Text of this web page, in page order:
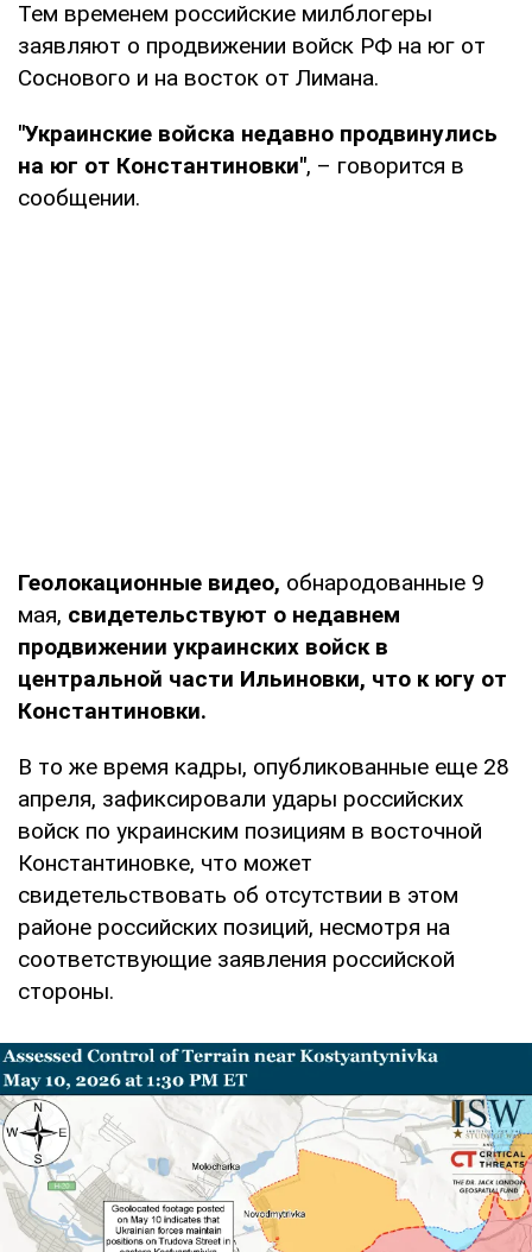
Тем временем российские милблогеры
заявляют о продвижении войск РФ на юг от
Соснового и на восток от Лимана.
"Украинские войска недавно продвинулись
на юг от Константиновки", – говорится в
сообщении.
Геолокационные видео, обнародованные 9
мая, свидетельствуют о недавнем
продвижении украинских войск в
центральной части Ильиновки, что к югу от
Константиновки.
В то же время кадры, опубликованные еще 28
апреля, зафиксировали удары российских
войск по украинским позициям в восточной
Константиновке, что может
свидетельствовать об отсутствии в этом
районе российских позиций, несмотря на
соответствующие заявления российской
стороны.